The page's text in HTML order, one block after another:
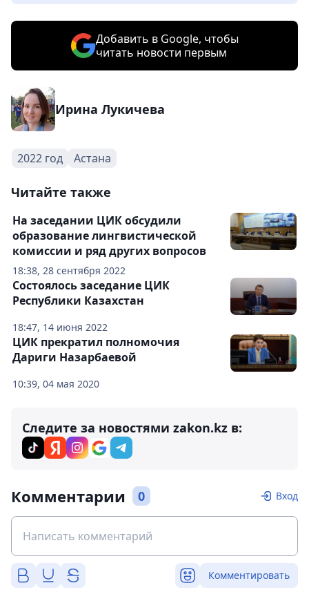
Добавить в Google, чтобы
читать новости первым
Ирина Лукичева
2022 год Астана
Читайте также
18:38, 28 сентября 2022
На заседании ЦИК обсудили
образование лингвистической
комиссии и ряд других вопросов
18:47, 14 июня 2022
Состоялось заседание ЦИК
Республики Казахстан
10:39, 04 мая 2020
ЦИК прекратил полномочия
Дариги Назарбаевой
Следите за новостями zakon.kz в:
Комментарии 0 Вход
Комментировать